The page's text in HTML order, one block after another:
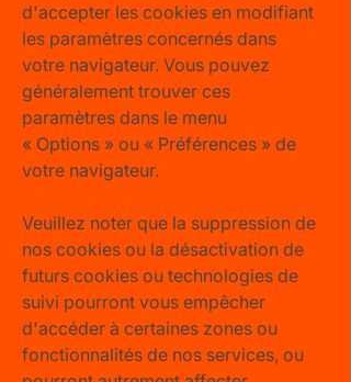
d'accepter les cookies en modifiant
les paramètres concernés dans
votre navigateur. Vous pouvez
généralement trouver ces
paramètres dans le menu
« Options » ou « Préférences » de
votre navigateur.
Veuillez noter que la suppression de
nos cookies ou la désactivation de
futurs cookies ou technologies de
suivi pourront vous empêcher
d'accéder à certaines zones ou
fonctionnalités de nos services, ou